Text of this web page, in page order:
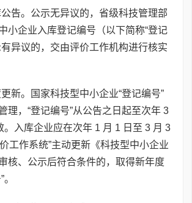
告。公示无异议的，省级科技管理部
小企业入库登记编号（以下简称“登记
异议的，交由评价工作机构进行核实
新。国家科技型中小企业“登记编号”
理，“登记编号”从公告之日起至次年 3
。入库企业应在次年 1 月 1 日至 3 月 3
工作系统”主动更新《科技型中小企业
核、公示后符合条件的，取得新年度